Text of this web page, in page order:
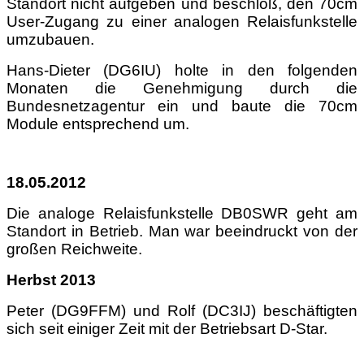
Standort nicht aufgeben und beschloß, den 70cm
User-Zugang zu einer analogen Relaisfunkstelle
umzubauen.
Hans-Dieter (DG6IU) holte in den folgenden
Monaten die Genehmigung durch die
Bundesnetzagentur ein und baute die 70cm
Module entsprechend um.
18.05.2012
Die analoge Relaisfunkstelle DB0SWR geht am
Standort in Betrieb. Man war beeindruckt von der
großen Reichweite.
Herbst 2013
Peter (DG9FFM) und Rolf (DC3IJ) beschäftigten
sich seit einiger Zeit mit der Betriebsart D-Star.